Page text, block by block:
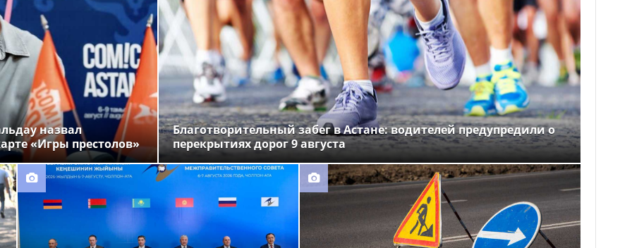
назвал
«Игры престолов»
Благотворительный забег в Астане: водителей предупредили о
перекрытиях дорог 9 августа